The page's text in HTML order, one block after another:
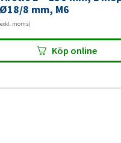
8 mm, M6
moms)
Köp online